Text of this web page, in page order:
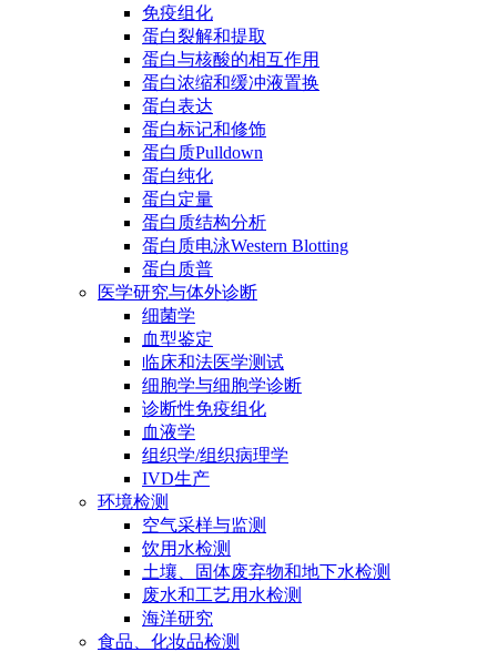
免疫组化
蛋白裂解和提取
蛋白与核酸的相互作用
蛋白浓缩和缓冲液置换
蛋白表达
蛋白标记和修饰
蛋白质Pulldown
蛋白纯化
蛋白定量
蛋白质结构分析
蛋白质电泳Western Blotting
蛋白质普
医学研究与体外诊断
细菌学
血型鉴定
临床和法医学测试
细胞学与细胞学诊断
诊断性免疫组化
血液学
组织学/组织病理学
IVD生产
环境检测
空气采样与监测
饮用水检测
土壤、固体废弃物和地下水检测
废水和工艺用水检测
海洋研究
食品、化妆品检测